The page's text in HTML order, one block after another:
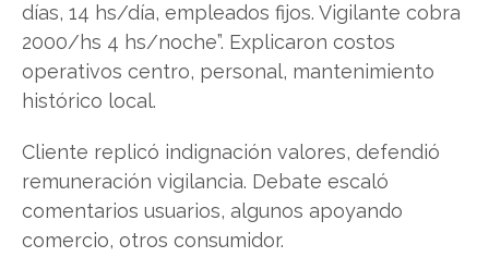
días, 14 hs/día, empleados fijos. Vigilante cobra
2000/hs 4 hs/noche”. Explicaron costos
operativos centro, personal, mantenimiento
histórico local.
Cliente replicó indignación valores, defendió
remuneración vigilancia. Debate escaló
comentarios usuarios, algunos apoyando
comercio, otros consumidor.